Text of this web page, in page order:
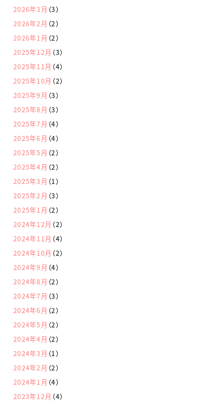
2026年3月 （3）
2026年2月 （2）
2026年1月 （2）
2025年12月 （3）
2025年11月 （4）
2025年10月 （2）
2025年9月 （3）
2025年8月 （3）
2025年7月 （4）
2025年6月 （4）
2025年5月 （2）
2025年4月 （2）
2025年3月 （1）
2025年2月 （3）
2025年1月 （2）
2024年12月 （2）
2024年11月 （4）
2024年10月 （2）
2024年9月 （4）
2024年8月 （2）
2024年7月 （3）
2024年6月 （2）
2024年5月 （2）
2024年4月 （2）
2024年3月 （1）
2024年2月 （2）
2024年1月 （4）
2023年12月 （4）